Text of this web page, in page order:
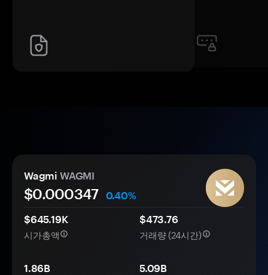
Wagmi WAGMI
$0.000347
0.40%
$645.19K
시가총액
$473.76
거래량 (24시간)
1.86B 5.09B